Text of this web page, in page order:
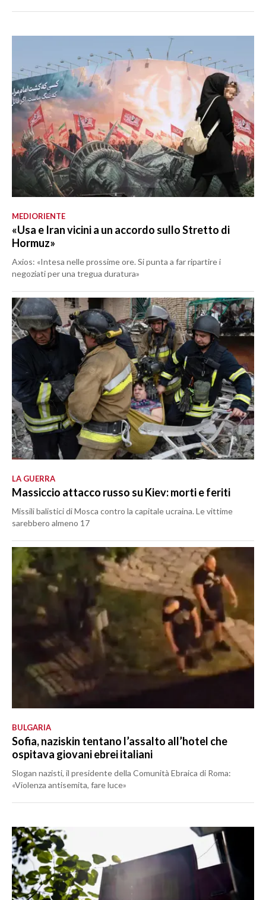
MEDIORIENTE
«Usa e Iran vicini a un accordo sullo Stretto di
Hormuz»
Axios: «Intesa nelle prossime ore. Si punta a far ripartire i
negoziati per una tregua duratura»
LA GUERRA
Massiccio attacco russo su Kiev: morti e feriti
Missili balistici di Mosca contro la capitale ucraina. Le vittime
sarebbero almeno 17
BULGARIA
Sofia, naziskin tentano l’assalto all’hotel che
ospitava giovani ebrei italiani
Slogan nazisti, il presidente della Comunità Ebraica di Roma:
«Violenza antisemita, fare luce»